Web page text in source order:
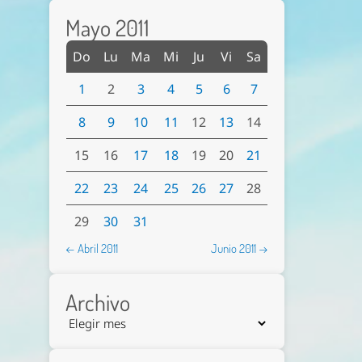
Mayo 2011
Do Lu Ma Mi Ju Vi
Sa
1
2 3 4 5 6
7
8
9 10 11 12 13
14
15
16 17 18 19 20
21
22
23 24 25 26 27
28
29
30 31
← Abril 2011 Junio 2011 →
Archivo